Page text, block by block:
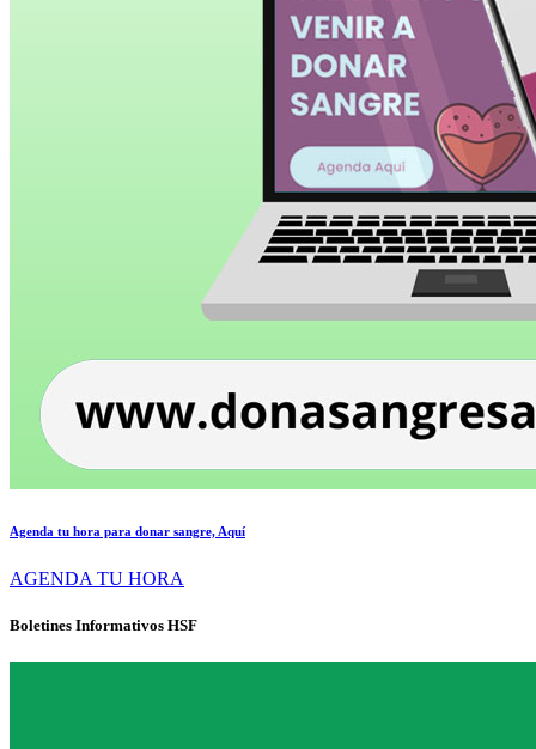
Agenda tu hora para donar sangre, Aquí
AGENDA TU HORA
Boletines Informativos HSF